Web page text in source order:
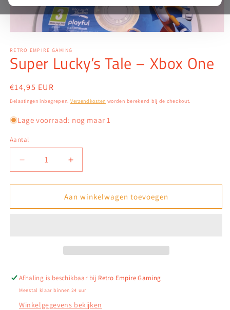
openen
in
modaal
RETRO EMPIRE GAMING
Super Lucky’s Tale – Xbox One
Normale
prijs
€14,95 EUR
Belastingen inbegrepen. Verzendkosten worden berekend bij de checkout.
Lage voorraad: nog maar 1
Aantal
Aantal
verlagen
voor
Lucky’s
Aantal
verhogen
voor
Super
Lucky’s
Aan winkelwagen toevoegen
Afhaling is beschikbaar bij Retro Empire Gaming
Meestal klaar binnen 24 uur
Winkelgegevens bekijken